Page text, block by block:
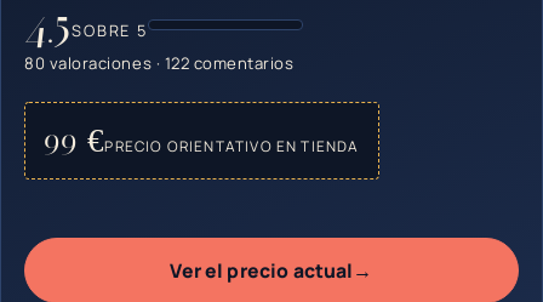
4.5SOBRE 5
80 valoraciones · 122 comentarios
99 €PRECIO ORIENTATIVO EN TIENDA
Ver el precio actual→